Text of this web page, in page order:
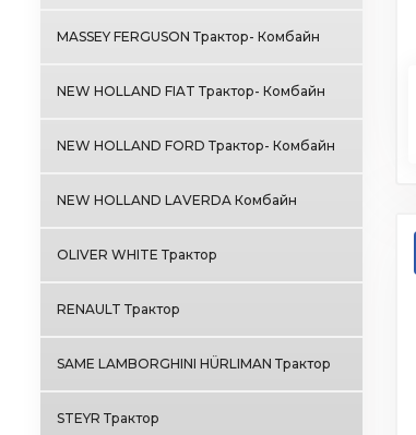
MASSEY FERGUSON Трактор- Комбайн
NEW HOLLAND FIAT Трактор- Комбайн
NEW HOLLAND FORD Трактор- Комбайн
NEW HOLLAND LAVERDA Комбайн
OLIVER WHITE Трактор
RENAULT Трактор
SAME LAMBORGHINI HÜRLIMAN Трактор
STEYR Трактор